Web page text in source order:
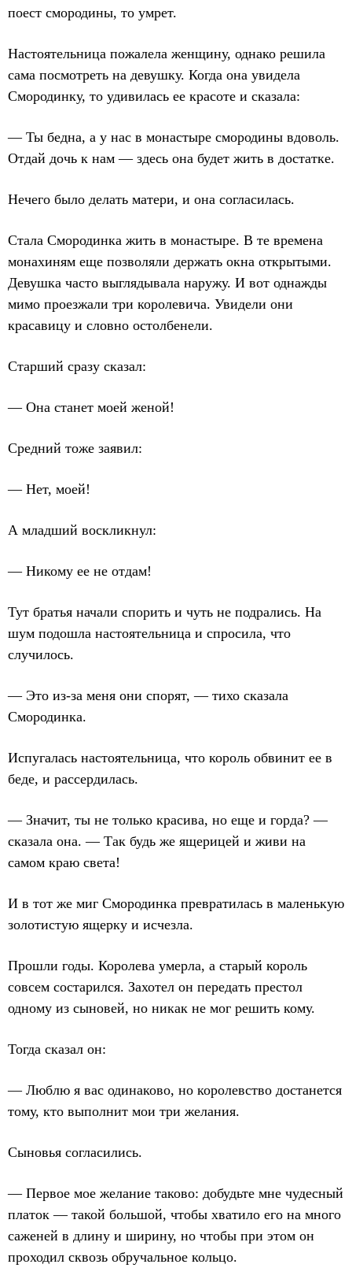
поест смородины, то умрет.
Настоятельница пожалела женщину, однако решила
сама посмотреть на девушку. Когда она увидела
Смородинку, то удивилась ее красоте и сказала:
— Ты бедна, а у нас в монастыре смородины вдоволь.
Отдай дочь к нам — здесь она будет жить в достатке.
Нечего было делать матери, и она согласилась.
Стала Смородинка жить в монастыре. В те времена
монахиням еще позволяли держать окна открытыми.
Девушка часто выглядывала наружу. И вот однажды
мимо проезжали три королевича. Увидели они
красавицу и словно остолбенели.
Старший сразу сказал:
— Она станет моей женой!
Средний тоже заявил:
— Нет, моей!
А младший воскликнул:
— Никому ее не отдам!
Тут братья начали спорить и чуть не подрались. На
шум подошла настоятельница и спросила, что
случилось.
— Это из-за меня они спорят, — тихо сказала
Смородинка.
Испугалась настоятельница, что король обвинит ее в
беде, и рассердилась.
— Значит, ты не только красива, но еще и горда? —
сказала она. — Так будь же ящерицей и живи на
самом краю света!
И в тот же миг Смородинка превратилась в маленькую
золотистую ящерку и исчезла.
Прошли годы. Королева умерла, а старый король
совсем состарился. Захотел он передать престол
одному из сыновей, но никак не мог решить кому.
Тогда сказал он:
— Люблю я вас одинаково, но королевство достанется
тому, кто выполнит мои три желания.
Сыновья согласились.
— Первое мое желание таково: добудьте мне чудесный
платок — такой большой, чтобы хватило его на много
саженей в длину и ширину, но чтобы при этом он
проходил сквозь обручальное кольцо.